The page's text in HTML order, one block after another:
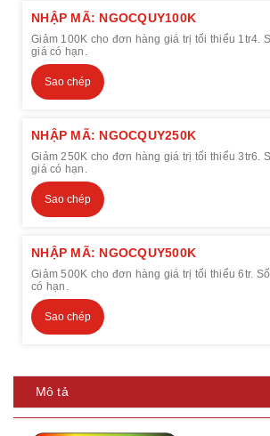
NHẬP MÃ: NGOCQUY100K
Giảm 100K cho đơn hàng giá trị tối thiểu 1tr4.
giá có hạn.
Sao chép
NHẬP MÃ: NGOCQUY250K
Giảm 250K cho đơn hàng giá trị tối thiểu 3tr6.
giá có hạn.
Sao chép
NHẬP MÃ: NGOCQUY500K
Giảm 500K cho đơn hàng giá trị tối thiểu 6tr.
có hạn.
Sao chép
Mô tả